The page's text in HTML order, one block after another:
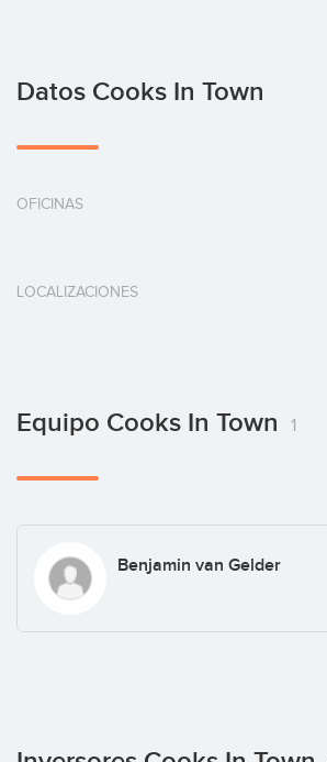
Datos Cooks In Town
OFICINAS
LOCALIZACIONES
Equipo Cooks In Town 1
Benjamin van Gelder